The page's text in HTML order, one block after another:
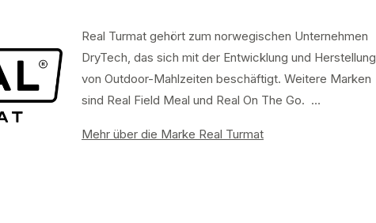
Real Turmat gehört zum norwegischen Unternehmen
DryTech, das sich mit der Entwicklung und Herstellung
von Outdoor-Mahlzeiten beschäftigt. Weitere Marken
sind Real Field Meal und Real On The Go. …
Mehr über die Marke Real Turmat